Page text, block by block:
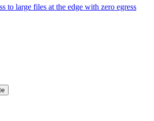
to large files at the edge with zero egress